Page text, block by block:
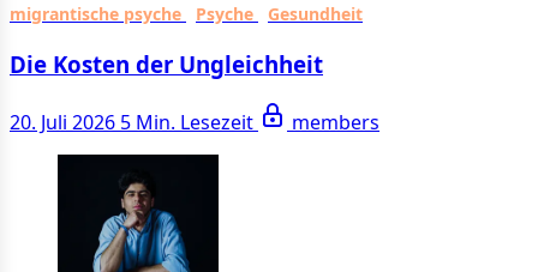
migrantische psyche Psyche Gesundheit
Die Kosten der Ungleichheit
20. Juli 2026 5 Min. Lesezeit members